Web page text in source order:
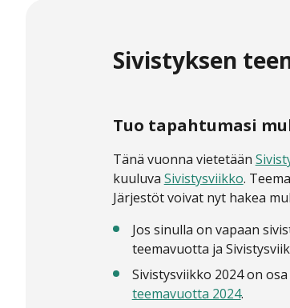
Sivistyksen
Tuo tapahtumasi
Tänä vuonna vietetään
kuuluva Sivistysviikko.
Järjestöt voivat nyt hakea
Jos sinulla on vapaan
teemavuotta ja
Sivistysviikko 2024 on
teemavuotta 2024.